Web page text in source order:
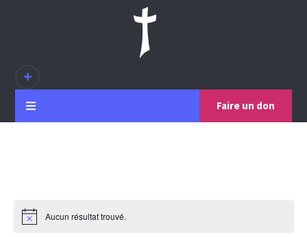
Faire un don
Aucun résultat trouvé.